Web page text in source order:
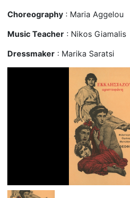
Choreography : Maria Aggelou
Music Teacher : Nikos Giamalis
Dressmaker : Marika Saratsi